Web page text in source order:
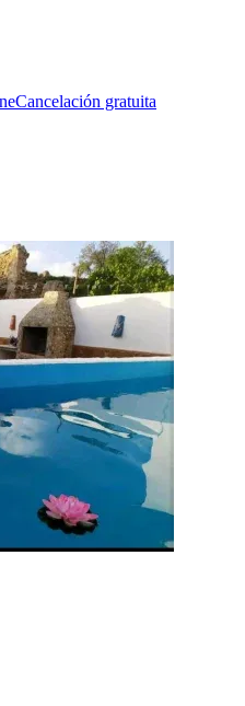
Cancelación gratuita